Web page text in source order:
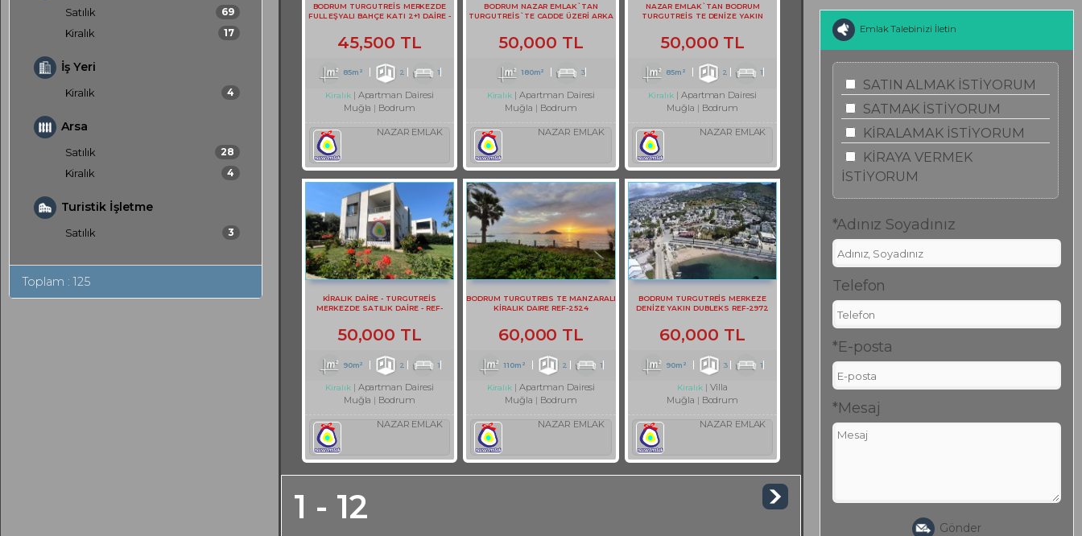
Satılık 69
Kiralık 17
İş Yeri
Kiralık 4
Arsa
Satılık 28
Kiralık 4
Turistik İşletme
Satılık 3
Toplam : 125
BODRUM TURGUTREİS MERKEZDE
FULL EŞYALI BAHÇE KATI 2+1 DAİRE -
45,500 TL
85m² 2 1
Kiralık
Apartman Dairesi
Muğla
Bodrum
NAZAR EMLAK
BODRUM NAZAR EMLAK`TAN
TURGUTREİS`TE CADDE ÜZERİ ARKA
50,000 TL
180m² 3
Kiralık
Apartman Dairesi
Muğla
Bodrum
NAZAR EMLAK
NAZAR EMLAK`TAN BODRUM
TURGUTREİS TE DENİZE YAKIN
50,000 TL
85m² 2 1
Kiralık
Apartman Dairesi
Muğla
Bodrum
NAZAR EMLAK
KİRALIK DAİRE - TURGUTREİS
MERKEZDE SATILIK DAİRE - REF-
50,000 TL
90m² 2 1
Kiralık
Apartman Dairesi
Muğla
Bodrum
NAZAR EMLAK
BODRUM TURGUTREIS TE MANZARALI
KİRALIK DAIRE REF-2524
60,000 TL
110m² 2 1
Kiralık
Apartman Dairesi
Muğla
Bodrum
NAZAR EMLAK
BODRUM TURGUTREİS MERKEZE
DENİZE YAKIN DUBLEKS REF-2972
60,000 TL
90m² 3 1
Kiralık
Villa
Muğla
Bodrum
NAZAR EMLAK
1 - 12
Emlak Talebinizi İletin
SATIN ALMAK İSTİYORUM
SATMAK İSTİYORUM
KİRALAMAK İSTİYORUM
KİRAYA VERMEK
İSTİYORUM
*Adınız Soyadınız
Telefon
*E-posta
*Mesaj
Gönder